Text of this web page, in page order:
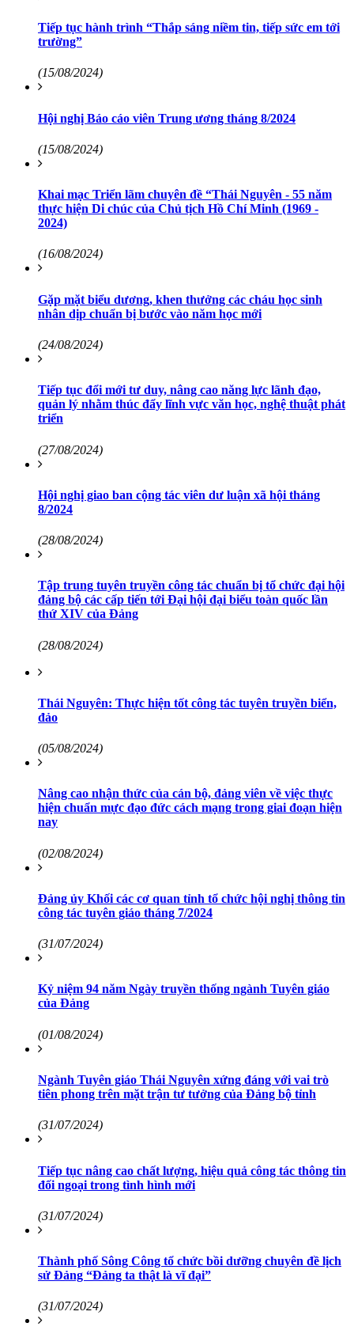
Tiếp tục hành trình “Thắp sáng niềm tin, tiếp sức em tới
trường”
(15/08/2024)
Hội nghị Báo cáo viên Trung ương tháng 8/2024
(15/08/2024)
Khai mạc Triển lãm chuyên đề “Thái Nguyên - 55 năm
thực hiện Di chúc của Chủ tịch Hồ Chí Minh (1969 -
2024)
(16/08/2024)
Gặp mặt biểu dương, khen thưởng các cháu học sinh
nhân dịp chuẩn bị bước vào năm học mới
(24/08/2024)
Tiếp tục đổi mới tư duy, nâng cao năng lực lãnh đạo,
quản lý nhằm thúc đẩy lĩnh vực văn học, nghệ thuật phát
triển
(27/08/2024)
Hội nghị giao ban cộng tác viên dư luận xã hội tháng
8/2024
(28/08/2024)
Tập trung tuyên truyền công tác chuẩn bị tổ chức đại hội
đảng bộ các cấp tiến tới Đại hội đại biểu toàn quốc lần
thứ XIV của Đảng
(28/08/2024)
Thái Nguyên: Thực hiện tốt công tác tuyên truyền biển,
đảo
(05/08/2024)
Nâng cao nhận thức của cán bộ, đảng viên về việc thực
hiện chuẩn mực đạo đức cách mạng trong giai đoạn hiện
nay
(02/08/2024)
Đảng ủy Khối các cơ quan tỉnh tổ chức hội nghị thông tin
công tác tuyên giáo tháng 7/2024
(31/07/2024)
Kỷ niệm 94 năm Ngày truyền thống ngành Tuyên giáo
của Đảng
(01/08/2024)
Ngành Tuyên giáo Thái Nguyên xứng đáng với vai trò
tiên phong trên mặt trận tư tưởng của Đảng bộ tỉnh
(31/07/2024)
Tiếp tục nâng cao chất lượng, hiệu quả công tác thông tin
đối ngoại trong tình hình mới
(31/07/2024)
Thành phố Sông Công tổ chức bồi dưỡng chuyên đề lịch
sử Đảng “Đảng ta thật là vĩ đại”
(31/07/2024)